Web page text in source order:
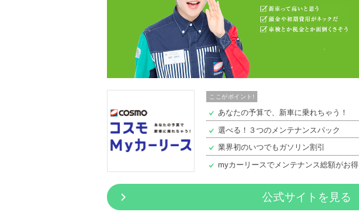
ここがポイント!
あなたの予算で、新車に乗れちゃう！
選べる！３つのメンテナンスパック
業界初のいつでもガソリン割引
myカーリースでメンテナンス総額がお得
公式サイトを見る